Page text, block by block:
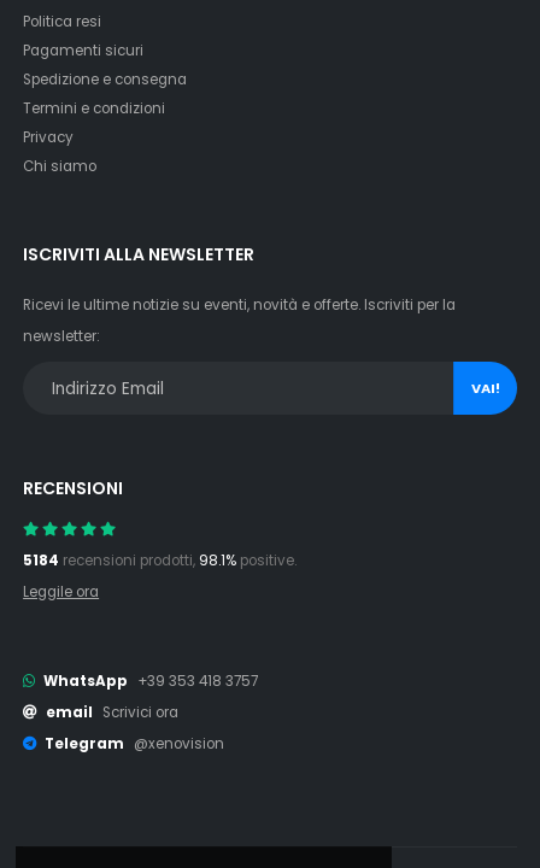
Politica resi
Pagamenti sicuri
Spedizione e consegna
Termini e condizioni
Privacy
Chi siamo
ISCRIVITI ALLA NEWSLETTER
Ricevi le ultime notizie su eventi, novità e offerte. Iscriviti per la
newsletter:
VAI!
RECENSIONI
5184 recensioni prodotti, 98.1% positive.
Leggile ora
WhatsApp
+39 353 418 3757
email
Scrivici ora
Telegram
@xenovision